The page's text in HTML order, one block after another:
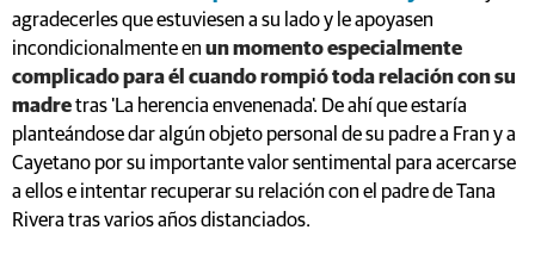
agradecerles que estuviesen a su lado y le apoyasen
incondicionalmente en un momento especialmente
complicado para él cuando rompió toda relación con su
madretras 'La herencia envenenada'. De ahí que estaría
planteándose dar algún objeto personal de su padre a Fran y a
Cayetano por su importante valor sentimental para acercarse
a ellos e intentar recuperar su relación con el padre de Tana
Rivera tras varios años distanciados.